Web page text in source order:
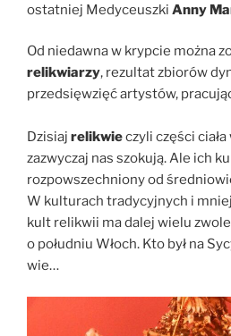
ostatniej Medyceuszki Anny
Od niedawna w krypcie można
relikwiarzy, rezultat zbiorów
przedsięwzięć artystów,
Dzisiaj relikwieczyli części
zazwyczaj nas szokują. Ale ich
rozpowszechniony od
W kulturach tradycyjnych i
kult relikwii ma dalej wielu
o południu Włoch. Kto był na
wie…